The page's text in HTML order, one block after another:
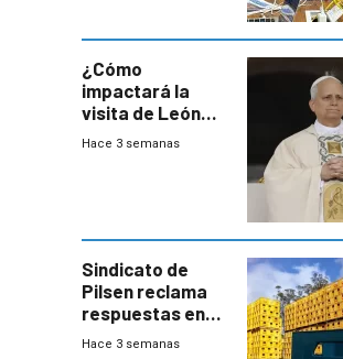
¿Cómo
impactará la
visita de León
XIV a Uruguay?
Hace 3 semanas
Sindicato de
Pilsen reclama
respuestas en
medio de
Hace 3 semanas